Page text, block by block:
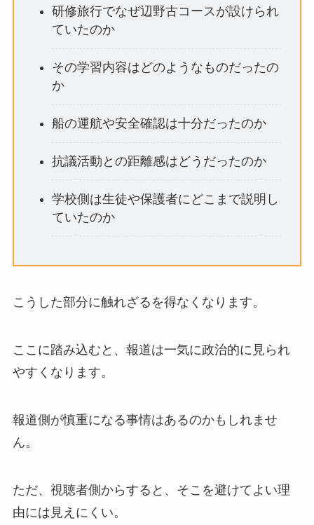
研修旅行でなぜ辺野古コースが設けられ
ていたのか
その学習内容はどのようなものだったの
か
船の運航や安全確認は十分だったのか
抗議活動との距離感はどうだったのか
学校側は生徒や保護者にどこまで説明し
ていたのか
こうした部分に触れざるを得なくなります。
ここに踏み込むと、報道は一気に政治的に見られ
やすくなります。
報道側が慎重になる事情はあるのかもしれませ
ん。
ただ、視聴者側からすると、そこを避けてよい理
由には見えにくい。